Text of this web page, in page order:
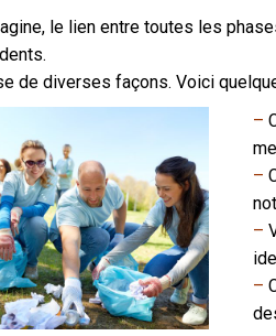
le lien entre toutes les
de diverses façons. Voici
–
–
–
–